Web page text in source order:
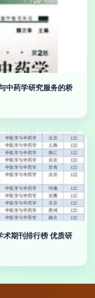
中药学研究服务的桥
期刊排行榜 优质研